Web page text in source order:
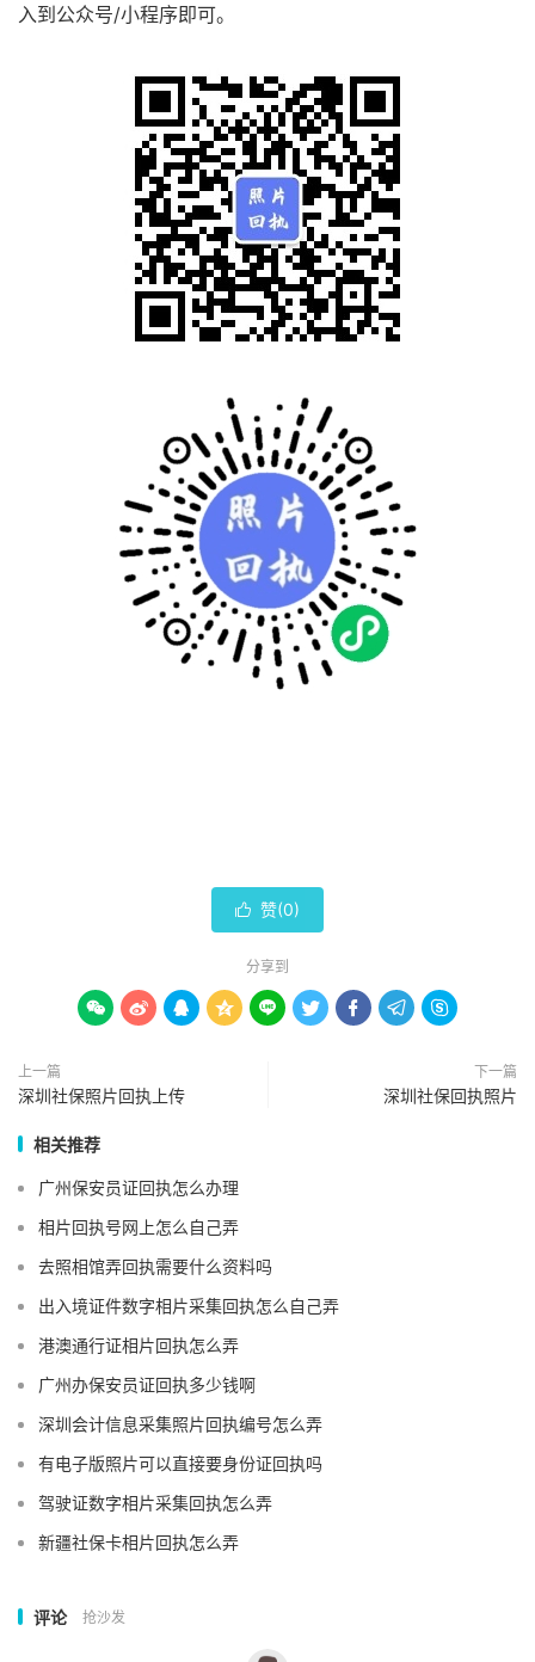
入到公众号/小程序即可。
 赞(0)
分享到
        
上一篇
深圳社保照片回执上传
下一篇
深圳社保回执照片
相关推荐
广州保安员证回执怎么办理
相片回执号网上怎么自己弄
去照相馆弄回执需要什么资料吗
出入境证件数字相片采集回执怎么自己弄
港澳通行证相片回执怎么弄
广州办保安员证回执多少钱啊
深圳会计信息采集照片回执编号怎么弄
有电子版照片可以直接要身份证回执吗
驾驶证数字相片采集回执怎么弄
新疆社保卡相片回执怎么弄
评论 抢沙发